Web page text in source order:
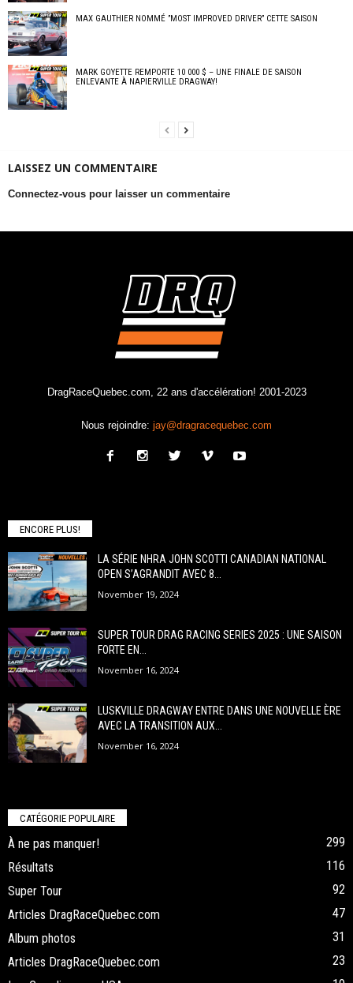
MAX GAUTHIER NOMMÉ ”MOST IMPROVED DRIVER” CETTE SAISON
MARK GOYETTE REMPORTE 10 000 $ – UNE FINALE DE SAISON
ENLEVANTE À NAPIERVILLE DRAGWAY!
LAISSEZ UN COMMENTAIRE
Connectez-vous pour laisser un commentaire
DragRaceQuebec.com, 22 ans d'accélération! 2001-2023
Nous rejoindre: jay@dragracequebec.com
ENCORE PLUS!
LA SÉRIE NHRA JOHN SCOTTI CANADIAN NATIONAL
OPEN S’AGRANDIT AVEC 8...
November 19, 2024
SUPER TOUR DRAG RACING SERIES 2025 : UNE SAISON
FORTE EN...
November 16, 2024
LUSKVILLE DRAGWAY ENTRE DANS UNE NOUVELLE ÈRE
AVEC LA TRANSITION AUX...
November 16, 2024
CATÉGORIE POPULAIRE
À ne pas manquer!
299
Résultats
116
Super Tour
92
Articles DragRaceQuebec.com
47
Album photos
31
Articles DragRaceQuebec.com
23